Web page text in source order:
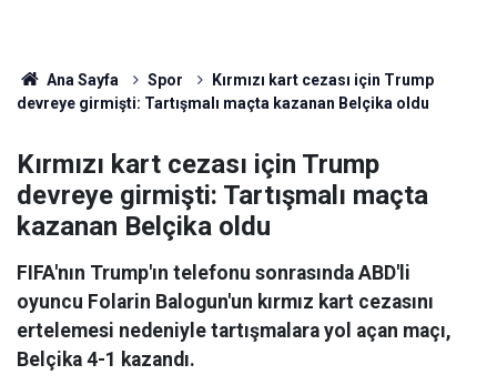
Ana Sayfa Spor
Kırmızı kart cezası için Trump
devreye girmişti: Tartışmalı maçta kazanan Belçika oldu
Kırmızı kart cezası için Trump
devreye girmişti: Tartışmalı maçta
kazanan Belçika oldu
FIFA'nın Trump'ın telefonu sonrasında ABD'li
oyuncu Folarin Balogun'un kırmız kart cezasını
ertelemesi nedeniyle tartışmalara yol açan maçı,
Belçika 4-1 kazandı.